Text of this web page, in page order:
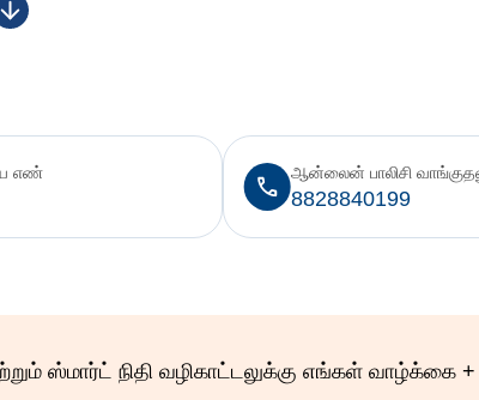
எண்
8828840199
ஆன்லைன் பாலிசி
மற்றும் ஸ்மார்ட் நிதி வழிகாட்டலுக்கு எங்கள் வாழ்க்கை